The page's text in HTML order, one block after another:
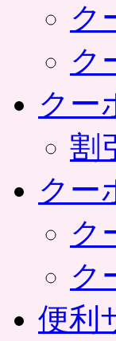
ク
ク
クー
割
クー
ク
ク
便利